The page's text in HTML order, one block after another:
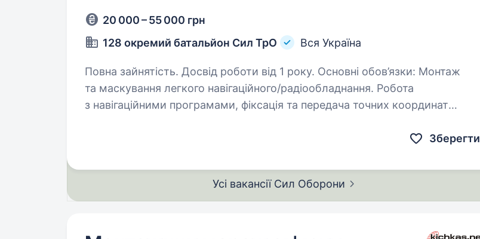
20 000 – 55 000 грн
128 окремий батальйон Сил ТрО
Вся Україна
Повна зайнятість. Досвід роботи від 1 року. Основні обов’язки: Монтаж
та маскування легкого навігаційного/радіообладнання. Робота
з навігаційними програмами, фіксація та передача точних координат
Зберегти
Усі вакансії Сил Оборони